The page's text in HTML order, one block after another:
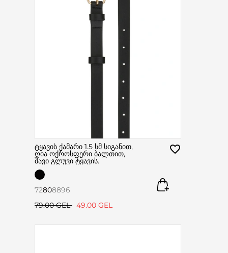
ტყავის ქამარი 1.5 სმ სიგანით,
ღია ოქროსფერი ბალთით,
შავი გლუვი ტყავის.
72808896
79.00 GEL 49.00 GEL